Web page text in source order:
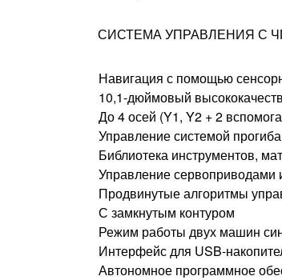
СИСТЕМА УПРАВЛЕНИЯ С
Навигация с помощью
10,1-дюймовый
До 4 осей (Y1, Y2 + 2
Управление системой
Библиотека инструментов,
Управление сервоприводами
Продвинутые алгоритмы
С замкнутым контуром
Режим работы двух машин
Интерфейс для USB-
Автономное программное